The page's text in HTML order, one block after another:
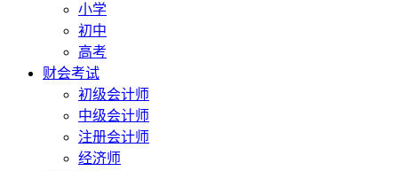
小学
初中
高考
财会考试
初级会计师
中级会计师
注册会计师
经济师